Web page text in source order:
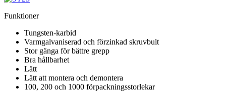
Funktioner
Tungsten-karbid
Varmgalvaniserad och förzinkad skruvbult
Stor gänga för bättre grepp
Bra hållbarhet
Lätt
Lätt att montera och demontera
100, 200 och 1000 förpackningsstorlekar